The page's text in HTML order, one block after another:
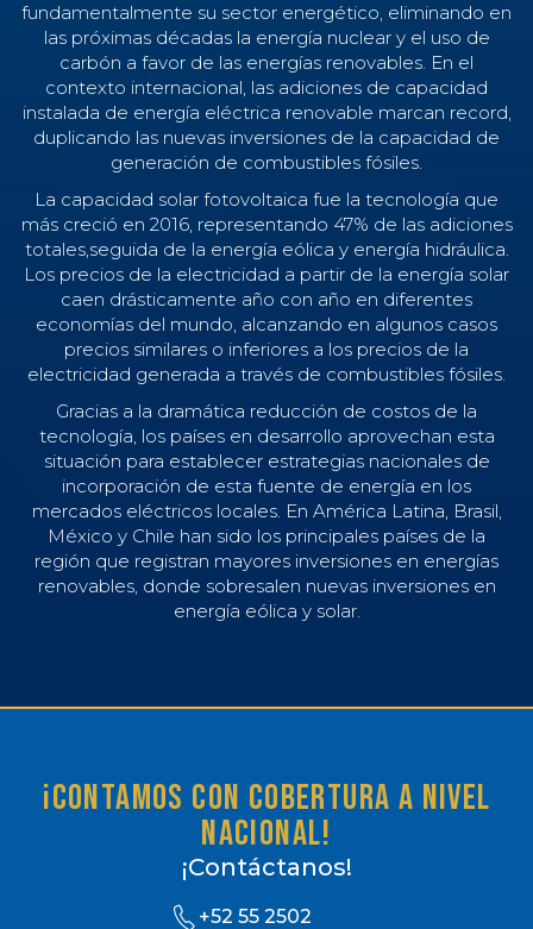
fundamentalmente su sector energético, eliminando en
las próximas décadas la energía nuclear y el uso de
carbón a favor de las energías renovables. En el
contexto internacional, las adiciones de capacidad
instalada de energía eléctrica renovable marcan record,
duplicando las nuevas inversiones de la capacidad de
generación de combustibles fósiles.
La capacidad solar fotovoltaica fue la tecnología que
más creció en 2016, representando 47% de las adiciones
totales,seguida de la energía eólica y energía hidráulica.
Los precios de la electricidad a partir de la energía solar
caen drásticamente año con año en diferentes
economías del mundo, alcanzando en algunos casos
precios similares o inferiores a los precios de la
electricidad generada a través de combustibles fósiles.
Gracias a la dramática reducción de costos de la
tecnología, los países en desarrollo aprovechan esta
situación para establecer estrategias nacionales de
incorporación de esta fuente de energía en los
mercados eléctricos locales. En América Latina, Brasil,
México y Chile han sido los principales países de la
región que registran mayores inversiones en energías
renovables, donde sobresalen nuevas inversiones en
energía eólica y solar.
¡Contamos con cobertura a nivel
nacional!
¡Contáctanos!
+52 55 2502